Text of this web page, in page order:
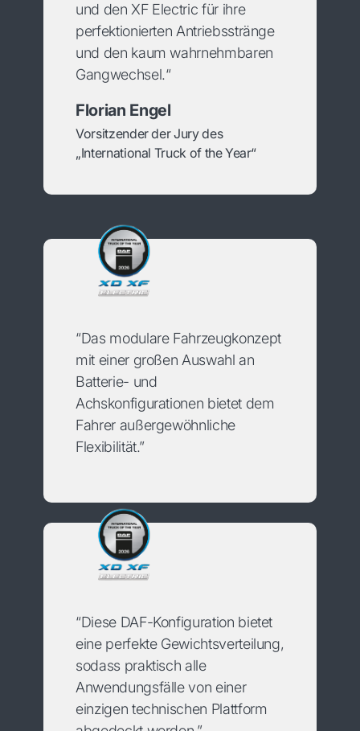
und den XF Electric für ihre
perfektionierten Antriebsstränge
und den kaum wahrnehmbaren
Gangwechsel.“
Florian Engel
Vorsitzender der Jury des
„International Truck of the Year“
“Das modulare Fahrzeugkonzept
mit einer großen Auswahl an
Batterie- und
Achskonfigurationen bietet dem
Fahrer außergewöhnliche
Flexibilität.”
“Diese DAF-Konfiguration bietet
eine perfekte Gewichtsverteilung,
sodass praktisch alle
Anwendungsfälle von einer
einzigen technischen Plattform